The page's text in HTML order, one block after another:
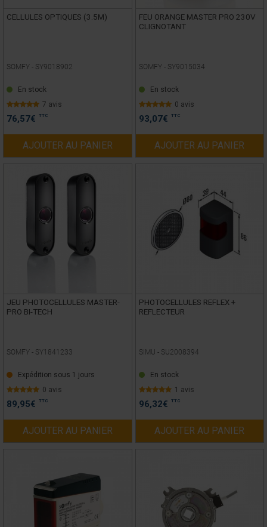
CELLULES OPTIQUES (3.5M)
SOMFY - SY9018902
En stock
7 avis
76,57€ TTC
AJOUTER AU PANIER
FEU ORANGE MASTER PRO 230V
CLIGNOTANT
SOMFY - SY9015034
En stock
0 avis
93,07€ TTC
AJOUTER AU PANIER
JEU PHOTOCELLULES MASTER-
PRO BI-TECH
SOMFY - SY1841233
Expédition sous 1 jours
0 avis
89,95€ TTC
AJOUTER AU PANIER
PHOTOCELLULES REFLEX +
REFLECTEUR
SIMU - SU2008394
En stock
1 avis
96,32€ TTC
AJOUTER AU PANIER